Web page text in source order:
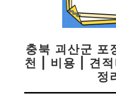
충북 괴산군 포
천 | 비용 | 견
정